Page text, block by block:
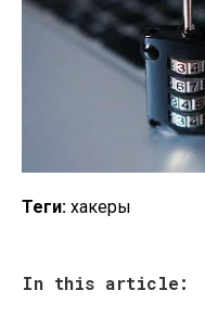
Теги: хакеры
In this article: